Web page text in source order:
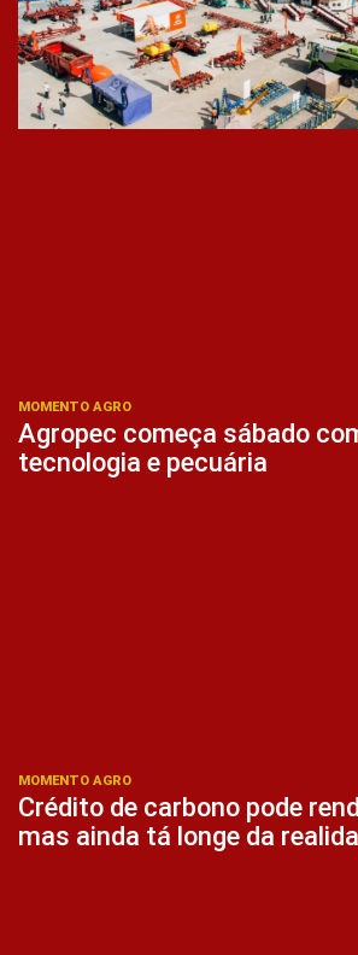
MOMENTO AGRO
Agropec começa sábado
tecnologia e pecuária
MOMENTO AGRO
Crédito de carbono pode
mas ainda tá longe da